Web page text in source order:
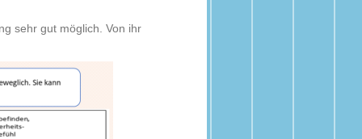
sehr gut möglich. Von ihr